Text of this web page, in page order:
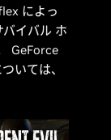
によっ
イバル ホ
GeForce
いては、